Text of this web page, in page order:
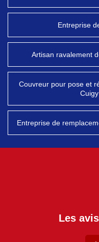
Entreprise
Artisan ravalement
Couvreur pour pose et
Entreprise de
Les